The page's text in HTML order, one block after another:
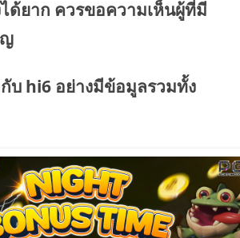
ด้ยาก ควรขอความเห็นผู้ที่มี
บ hi6 อย่างมีข้อมูลรวมทั้ง